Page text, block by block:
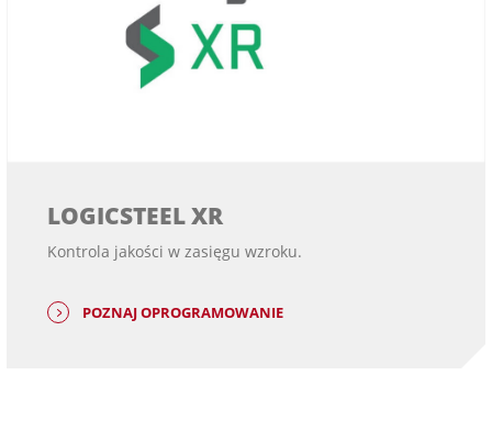
LOGICSTEEL XR
Kontrola jakości w zasięgu wzroku.
POZNAJ OPROGRAMOWANIE